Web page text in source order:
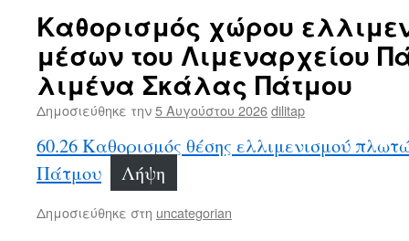
Καθορισμός χώρου
μέσων του Λιμεναρχείου
λιμένα Σκάλας Πάτμου
Δημοσιεύθηκε την5 Αυγούστου 2026dilitap
60.26 Καθορισμός θέσης ελλιμενισμού
Πάτμου
Λήψη
Δημοσιεύθηκε στη uncategorian